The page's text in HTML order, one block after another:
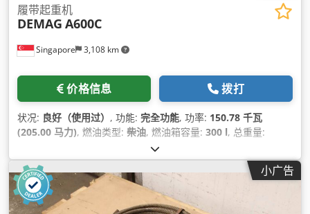
Singapore 3,108 km
履带起重机
DEMAG A600C
价格信息 拨打
状况: 良好（使用过） , 功能: 完全功能, 功率: 150.78 千瓦
(205.00 马力), 燃油类型: 柴油, 燃油箱容量: 300 l, 总重量:
112,000 千克
器/车辆编号:506081, 设备:液压, 起重机, 驾驶室,
小广告